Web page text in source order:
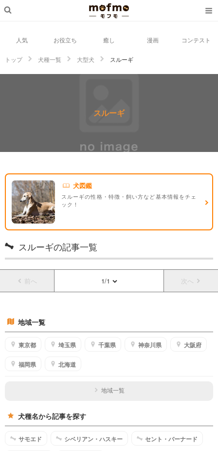
人気 お役立ち 癒し 漫画 コンテスト
トップ 犬種一覧 大型犬 スルーギ
スルーギ
犬図鑑
スルーギの性格・特徴・飼い方など基本情報をチェ
ック！
スルーギの記事一覧
前へ 1/1 次へ
地域一覧
東京都 埼玉県 千葉県 神奈川県 大阪府
福岡県 北海道
地域一覧
犬種名から記事を探す
サモエド シベリアン・ハスキー セント・バーナード